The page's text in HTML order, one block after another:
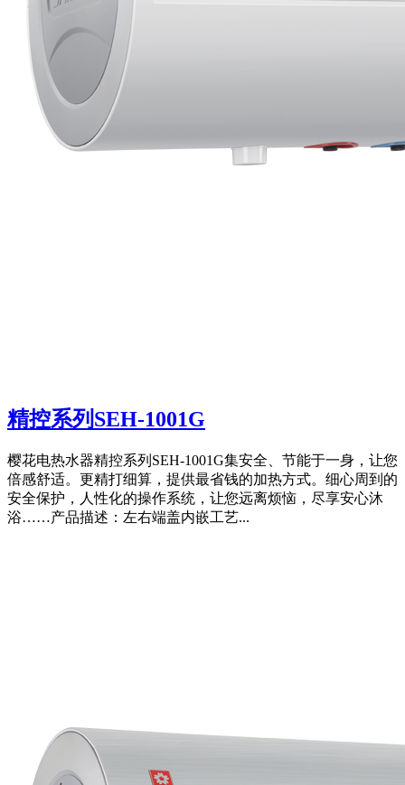
精控系列SEH-1001G
樱花电热水器精控系列SEH-1001G集安全、节能于一身，让您
倍感舒适。更精打细算，提供最省钱的加热方式。细心周到的
安全保护，人性化的操作系统，让您远离烦恼，尽享安心沐
浴……产品描述：左右端盖内嵌工艺...